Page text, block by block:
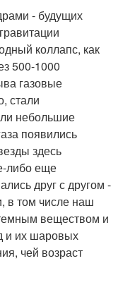
- будущих
коллапс, как
500-1000
газовые
стали
небольшие
появились
здесь
либо еще
друг с другом -
в том числе наш
веществом и
и их шаровых
чей возраст